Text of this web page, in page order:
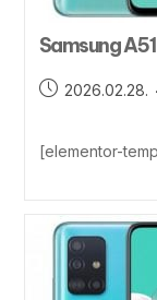
Samsung
2026.02.28.
[elementor-